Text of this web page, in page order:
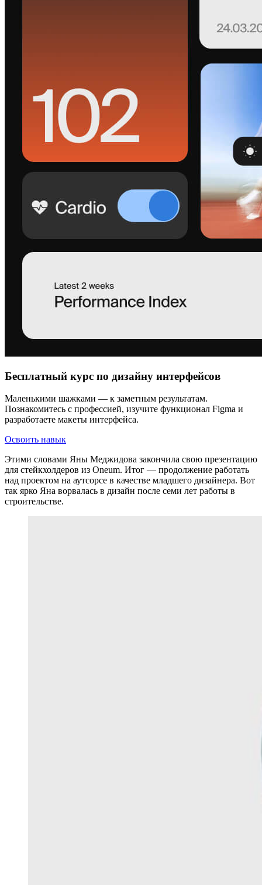
Бесплатный курс по дизайну интерфейсов
Маленькими шажками — к заметным результатам.
Познакомитесь с профессией, изучите функционал Figma и
разработаете макеты интерфейса.
Освоить навык
Этими словами Яны Меджидова закончила свою презентацию
для стейкхолдеров из Oneum. Итог — продолжение работать
над проектом на аутсорсе в качестве младшего дизайнера. Вот
так ярко Яна ворвалась в дизайн после семи лет работы в
строительстве.